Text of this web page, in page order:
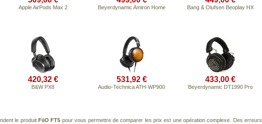
Apple AirPods Max 2 Beyerdynamic Amiron Home Bang & Olufsen Beoplay HX
420,32 €
B&W PX8
531,92 €
Audio-Technica ATH-WP900
433,00 €
Beyerdynamic DT1990 Pro
le produitFiiO FT5 pour vous permettre de comparer les prix est une opération complexe. Des erreurs